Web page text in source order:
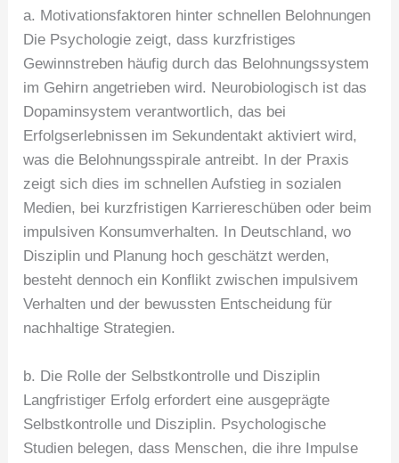
a. Motivationsfaktoren hinter schnellen Belohnungen
Die Psychologie zeigt, dass kurzfristiges
Gewinnstreben häufig durch das Belohnungssystem
im Gehirn angetrieben wird. Neurobiologisch ist das
Dopaminsystem verantwortlich, das bei
Erfolgserlebnissen im Sekundentakt aktiviert wird,
was die Belohnungsspirale antreibt. In der Praxis
zeigt sich dies im schnellen Aufstieg in sozialen
Medien, bei kurzfristigen Karriereschüben oder beim
impulsiven Konsumverhalten. In Deutschland, wo
Disziplin und Planung hoch geschätzt werden,
besteht dennoch ein Konflikt zwischen impulsivem
Verhalten und der bewussten Entscheidung für
nachhaltige Strategien.
b. Die Rolle der Selbstkontrolle und Disziplin
Langfristiger Erfolg erfordert eine ausgeprägte
Selbstkontrolle und Disziplin. Psychologische
Studien belegen, dass Menschen, die ihre Impulse